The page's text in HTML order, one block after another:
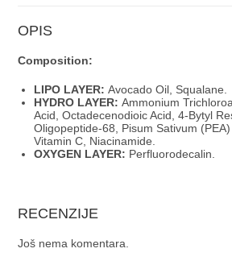
OPIS
Composition:
LIPO LAYER: Avocado Oil, Squalane.
HYDRO LAYER: Ammonium
Acid, Octadecenodioic Acid, 4-Bytyl
Oligopeptide-68, Pisum Sativum (PEA)
Vitamin C, Niacinamide.
OXYGEN LAYER: Perfluorodecalin.
RECENZIJE
Još nema komentara.